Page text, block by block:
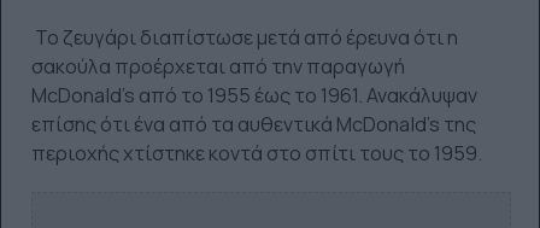
Το ζευγάρι διαπίστωσε μετά από έρευνα ότι η
σακούλα προέρχεται από την παραγωγή
McDonald's από το 1955 έως το 1961. Ανακάλυψαν
επίσης ότι ένα από τα αυθεντικά McDonald's της
περιοχής χτίστηκε κοντά στο σπίτι τους το 1959.